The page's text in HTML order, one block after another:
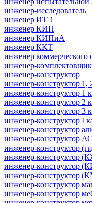
инженер-исследователь
инженер ИТ 1
инженер КИП
инженер КИПиА
инженер ККТ
инженер коммерческого
инженер-комплектовщик
инженер-конструктор
инженер-конструктор 1,
инженер-конструктор 1
инженер-конструктор 2
инженер-конструктор 3
инженер-конструктор I
инженер-конструктор
инженер-конструктор
инженер-конструктор
инженер-конструктор
инженер-конструктор
инженер-конструктор
инженер-конструктор
инженер-конструктор